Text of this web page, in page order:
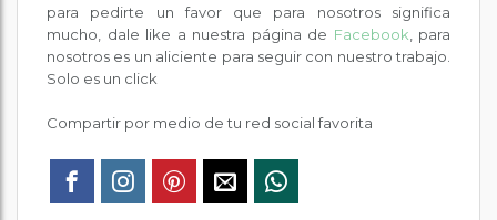
para pedirte un favor que para nosotros significa
mucho, dale like a nuestra página de Facebook , para
nosotros es un aliciente para seguir con nuestro trabajo.
Solo es un click
Compartir por medio de tu red social favorita